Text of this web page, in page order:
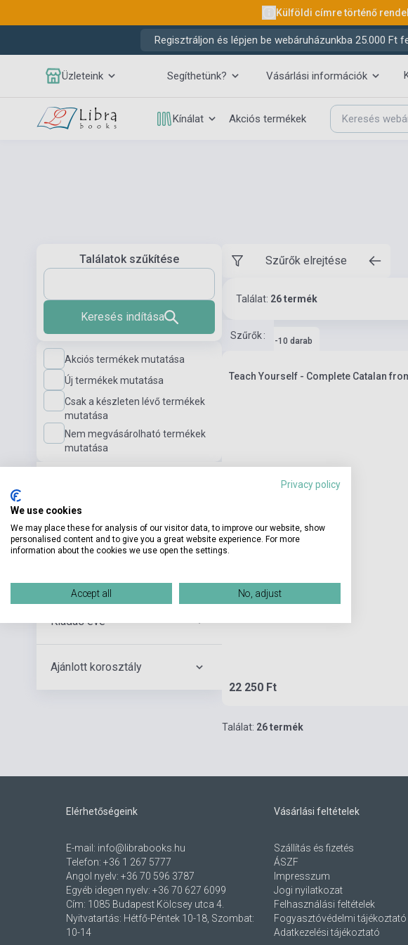
Külföldi címre történő
Regisztráljon és lépjen be webáruházunkba 25.000
Üzleteink Segíthetünk? Vásárlási információk
Kínálat Akciós termékek
Találatok szűkítése
Keresés indítása
Akciós termékek mutatása
Új termékek mutatása
Csak a készleten lévő termékek
mutatása
Nem megvásárolható termékek
mutatása
Kiadó
Kiadás éve
Ajánlott korosztály
Szűrők elrejtése
Találat: 26 termék
Szűrők:
Készlet: 1-10 darab
Teach Yourself - Complete Catalan
22 250 Ft
Találat: 26 termék
Elérhetőségeink
E-mail: info@librabooks.hu
Telefon: +36 1 267 5777
Angol nyelv: +36 70 596 3787
Egyéb idegen nyelv: +36 70 627 6099
Cím: 1085 Budapest Kölcsey utca 4.
Nyitvatartás: Hétfő-Péntek 10-18, Szombat:
10-14
Vásárlási feltételek
Szállítás és fizetés
ÁSZF
Impresszum
Jogi nyilatkozat
Felhasználási feltételek
Fogyasztóvédelmi tájékoztató
Adatkezelési tájékoztató
Privacy policy
We use cookies
We may place these for analysis of our visitor data, to improve our website, show
personalised content and to give you a great website experience. For more
information about the cookies we use open the settings.
Accept all No, adjust